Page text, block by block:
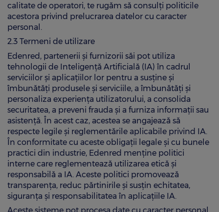
calitate de operatori, te rugăm să consulți politicile
acestora privind prelucrarea datelor cu caracter
personal.
2.3 Termeni de utilizare
Edenred, partenerii și furnizorii săi pot utiliza
tehnologii de Inteligență Artificială (IA) în cadrul
serviciilor și aplicațiilor lor pentru a susține și
îmbunătăți produsele și serviciile, a îmbunătăți și
personaliza experiența utilizatorului, a consolida
securitatea, a preveni frauda și a furniza informații sau
asistență. În acest caz, acestea se angajează să
respecte legile și reglementările aplicabile privind IA.
În conformitate cu aceste obligații legale și cu bunele
practici din industrie, Edenred menține politici
interne care reglementează utilizarea etică și
responsabilă a IA. Aceste politici promovează
transparența, reduc părtinirile și susțin echitatea,
siguranța și responsabilitatea în aplicațiile IA.